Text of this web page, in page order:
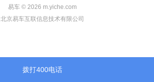
拨打400电话
易车 © 2026 m.yiche.com
北京易车互联信息技术有限公司